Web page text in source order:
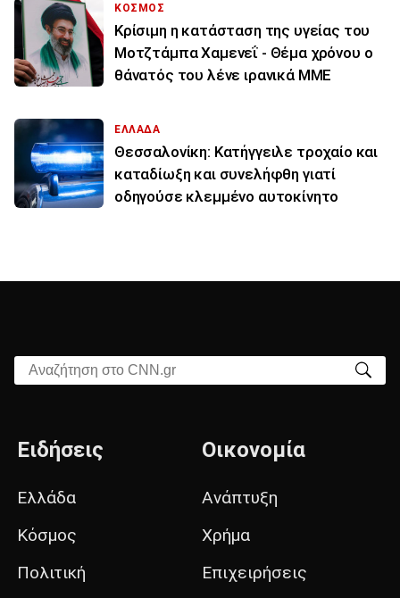
ΚΟΣΜΟΣ
Κρίσιμη η κατάσταση της υγείας του
Μοτζτάμπα Χαμενεΐ - Θέμα χρόνου ο
θάνατός του λένε ιρανικά ΜΜΕ
ΕΛΛΑΔΑ
Θεσσαλονίκη: Κατήγγειλε τροχαίο και
καταδίωξη και συνελήφθη γιατί
οδηγούσε κλεμμένο αυτοκίνητο
Αναζήτηση στο CNN.gr
Ειδήσεις
Ελλάδα
Κόσμος
Πολιτική
Οικονομία
Ανάπτυξη
Χρήμα
Επιχειρήσεις